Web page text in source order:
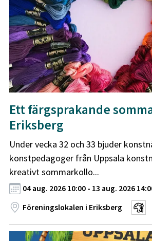
Ett färgsprakande
Eriksberg
Under vecka 32 och 33 bjuder
konstpedagoger från Uppsala
kreativt sommarkollo...
04 aug. 2026 10:00 - 13 aug. 2026
Föreningslokalen i Eriksberg